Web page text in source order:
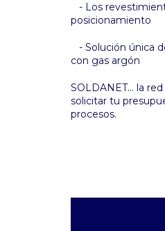
- Los
posicionamiento
- Solución única
con gas argón
SOLDANET... la
solicitar tu
procesos.